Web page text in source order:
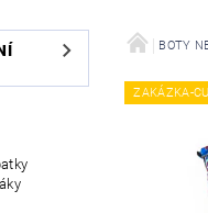
DÍLY BOTY
ZAKÁZKA-